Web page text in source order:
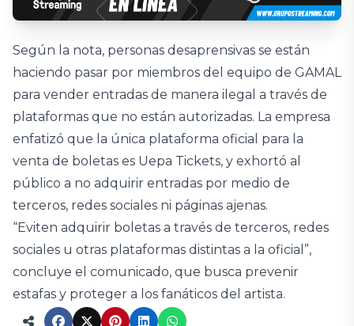
Según la nota, personas desaprensivas se están
haciendo pasar por miembros del equipo de GAMAL
para vender entradas de manera ilegal a través de
plataformas que no están autorizadas. La empresa
enfatizó que la única plataforma oficial para la
venta de boletas es Uepa Tickets, y exhortó al
público a no adquirir entradas por medio de
terceros, redes sociales ni páginas ajenas.
“Eviten adquirir boletas a través de terceros, redes
sociales u otras plataformas distintas a la oficial”,
concluye el comunicado, que busca prevenir
estafas y proteger a los fanáticos del artista.